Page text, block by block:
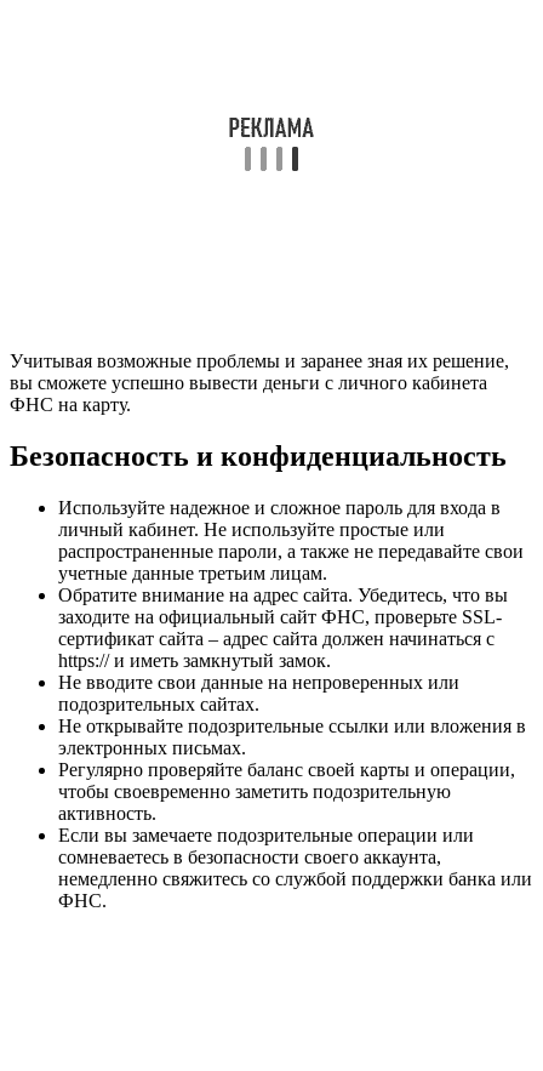
Учитывая возможные проблемы и заранее зная их решение,
вы сможете успешно вывести деньги с личного кабинета
ФНС на карту.
Безопасность и конфиденциальность
Используйте надежное и сложное пароль для входа в
личный кабинет. Не используйте простые или
распространенные пароли, а также не передавайте свои
учетные данные третьим лицам.
Обратите внимание на адрес сайта. Убедитесь, что вы
заходите на официальный сайт ФНС, проверьте SSL-
сертификат сайта – адрес сайта должен начинаться с
https:// и иметь замкнутый замок.
Не вводите свои данные на непроверенных или
подозрительных сайтах.
Не открывайте подозрительные ссылки или вложения в
электронных письмах.
Регулярно проверяйте баланс своей карты и операции,
чтобы своевременно заметить подозрительную
активность.
Если вы замечаете подозрительные операции или
сомневаетесь в безопасности своего аккаунта,
немедленно свяжитесь со службой поддержки банка или
ФНС.